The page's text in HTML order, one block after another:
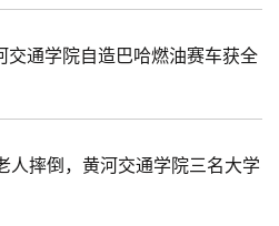
交通学院自造巴哈燃油赛车获全
人摔倒，黄河交通学院三名大学